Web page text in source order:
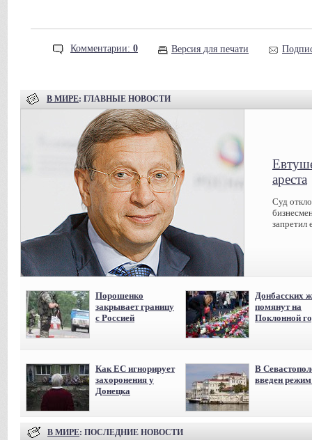
Комментарии: 0 Версия для печати
В МИРЕ: ГЛАВНЫЕ НОВОСТИ
ареста
Суд
запретил
Порошенко
закрывает границу
с Россией
Донбасских
помянут на
Поклонной
Как ЕС игнорирует
захоронения у
Донецка
В
введен
В МИРЕ: ПОСЛЕДНИЕ НОВОСТИ